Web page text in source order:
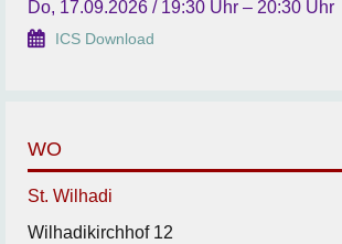
Do, 17.09.2026 / 19:30 Uhr – 20:30 Uhr
ICS Download
WO
St. Wilhadi
Wilhadikirchhof 12